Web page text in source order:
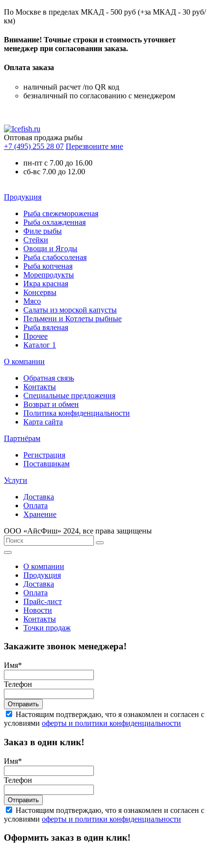
По Москве в пределах МКАД - 500 руб (+за МКАД - 30 руб/
км)
Внимание! Точные строки и стоимость уточняет
менеджер при согласовании заказа.
Оплата заказа
наличный расчет /по QR код
безналичный по согласованию с менеджером
Оптовая продажа рыбы
+7 (495) 255 28 07 Перезвоните мне
пн-пт с 7.00 до 16.00
сб-вс 7.00 до 12.00
Продукция
Рыба свежемороженая
Рыба охлажденная
Филе рыбы
Стейки
Овощи и Ягоды
Рыба слабосоленая
Рыба копченая
Морепродукты
Икра красная
Консервы
Мясо
Салаты из морской капусты
Пельмени и Котлеты рыбные
Рыба вяленая
Прочее
Каталог 1
О компании
Обратная связь
Контакты
Специальные предложения
Возврат и обмен
Политика конфиденциальности
Карта сайта
Партнёрам
Регистрация
Поставщикам
Услуги
Доставка
Оплата
Хранение
ООО «AйсФиш» 2024, все права защищены
О компании
Продукция
Доставка
Оплата
Прайс-лист
Новости
Контакты
Точки продаж
Закажите звонок менеджера!
Имя*
Телефон
Отправить
Настоящим подтверждаю, что я ознакомлен и согласен с
условиями оферты и политики конфиденциальности
Заказ в один клик!
Имя*
Телефон
Отправить
Настоящим подтверждаю, что я ознакомлен и согласен с
условиями оферты и политики конфиденциальности
Оформить заказ в один клик!